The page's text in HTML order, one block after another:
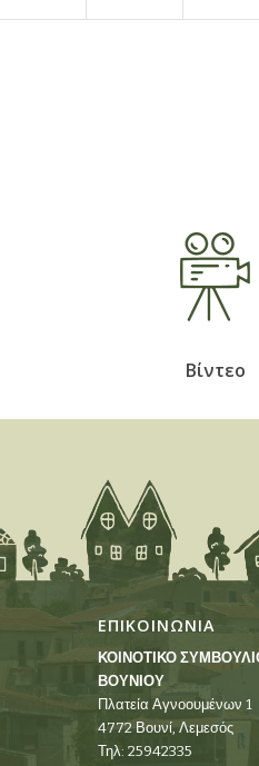
Βίντεο
ΕΠΙΚΟΙΝΩΝΙΑ
ΚΟΙΝΟΤΙΚΟ
ΒΟΥΝΙΟΥ
Πλατεία Αγνοουμένων 1
4772 Βουνί, Λεμεσός
Τηλ: 25942335